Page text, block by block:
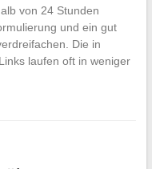
von 24 Stunden
und ein gut
Die in
laufen oft in weniger